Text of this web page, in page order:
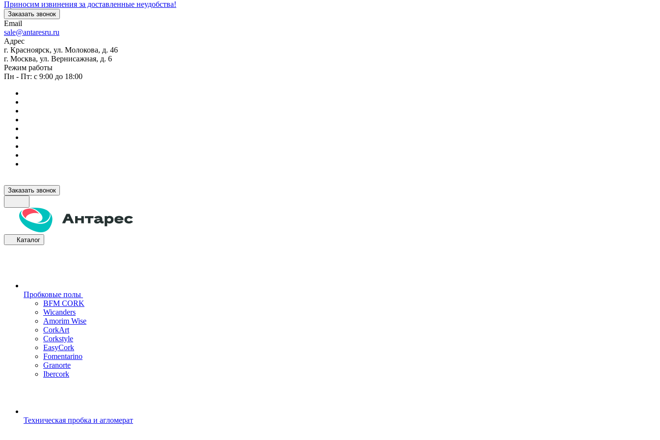
Приносим извинения за доставленные неудобства!
Заказать звонок
Email
sale@antaresru.ru
Адрес
г. Красноярск, ул. Молокова, д. 46
г. Москва, ул. Вернисажная, д. 6
Режим работы
Пн - Пт: с 9:00 до 18:00
Заказать звонок
Каталог
Пробковые полы
BFM CORK
Wicanders
Amorim Wise
CorkArt
Corkstyle
EasyCork
Fomentarino
Granorte
Ibercork
Техническая пробка и агломерат